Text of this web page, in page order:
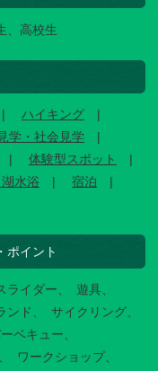
、高校生
ハイキング
学・社会見学
体験型スポット
水浴
宿泊
ポイント
ライダー
遊具
ンド
サイクリング
ベキュー
ワークショップ